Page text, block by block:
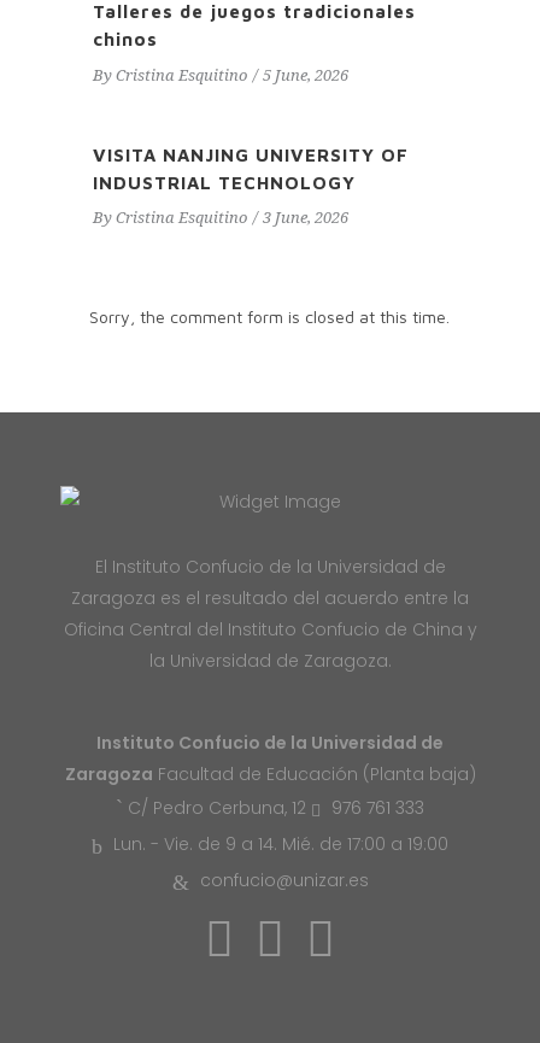
Talleres de juegos tradicionales
chinos
By Cristina Esquitino 5 June, 2026
VISITA NANJING UNIVERSITY OF
INDUSTRIAL TECHNOLOGY
By Cristina Esquitino 3 June, 2026
Sorry, the comment form is closed at this time.
El Instituto Confucio de la Universidad de
Zaragoza es el resultado del acuerdo entre la
Oficina Central del Instituto Confucio de China y
la Universidad de Zaragoza.
Instituto Confucio de la Universidad de
Zaragoza Facultad de Educación (Planta baja)
C/ Pedro Cerbuna, 12
976 761 333
Lun. - Vie. de 9 a 14. Mié. de 17:00 a 19:00
confucio@unizar.es